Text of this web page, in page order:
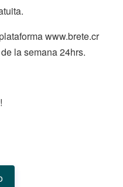
www.brete.cr
la semana 24hrs.